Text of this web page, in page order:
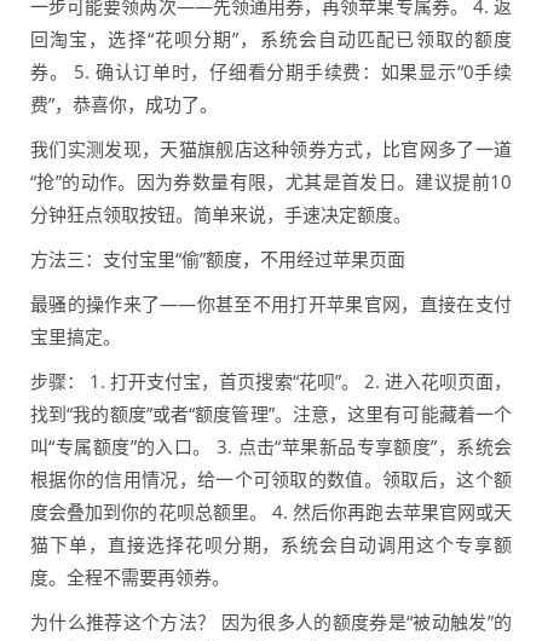
一步可能要领两次——先领通用券，再领苹果专属券。 4. 返
回淘宝，选择“花呗分期”，系统会自动匹配已领取的额度
券。 5. 确认订单时，仔细看分期手续费：如果显示“0手续
费”，恭喜你，成功了。
我们实测发现，天猫旗舰店这种领券方式，比官网多了一道
“抢”的动作。因为券数量有限，尤其是首发日。建议提前10
分钟狂点领取按钮。简单来说，手速决定额度。
方法三：支付宝里“偷”额度，不用经过苹果页面
最骚的操作来了——你甚至不用打开苹果官网，直接在支付
宝里搞定。
步骤： 1. 打开支付宝，首页搜索“花呗”。 2. 进入花呗页面，
找到“我的额度”或者“额度管理”。注意，这里有可能藏着一个
叫“专属额度”的入口。 3. 点击“苹果新品专享额度”，系统会
根据你的信用情况，给一个可领取的数值。领取后，这个额
度会叠加到你的花呗总额里。 4. 然后你再跑去苹果官网或天
猫下单，直接选择花呗分期，系统会自动调用这个专享额
度。全程不需要再领券。
为什么推荐这个方法？ 因为很多人的额度券是“被动触发”的